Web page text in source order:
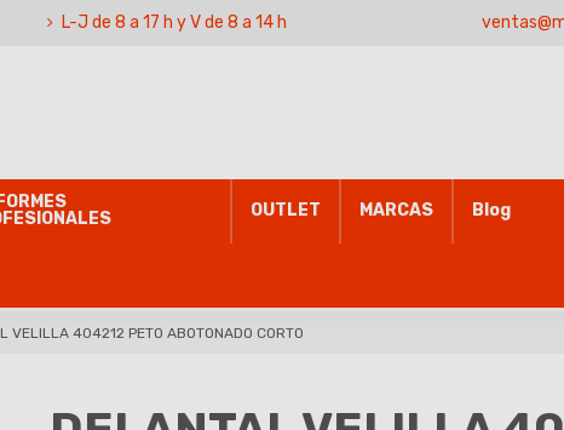
L-J de 8 a 17 h y V de 8 a 14 h
OUTLET MARCAS Blog
VELILLA 404212 PETO ABOTONADO CORTO